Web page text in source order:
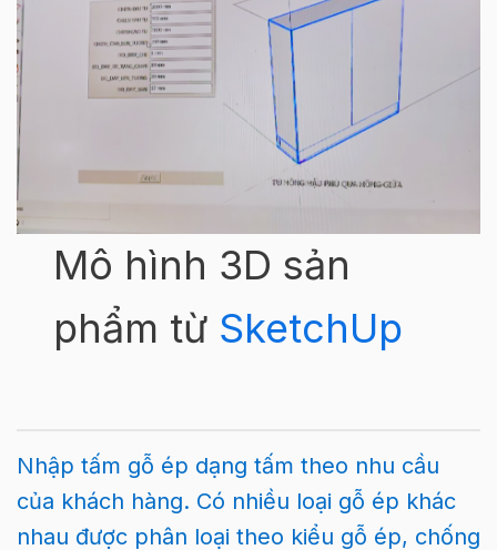
Mô hình 3D sản
phẩm từ SketchUp
Nhập tấm gỗ ép dạng tấm theo nhu cầu
của khách hàng. Có nhiều loại gỗ ép khác
nhau được phân loại theo kiểu gỗ ép, chống